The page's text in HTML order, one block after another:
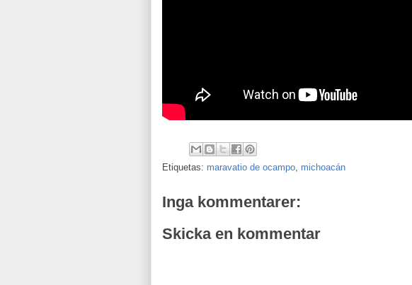
Etiquetas: maravatio de ocampo michoacán
Inga kommentarer:
Skicka en kommentar